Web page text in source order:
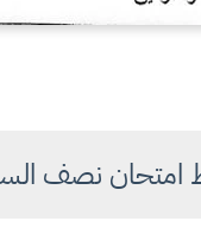
امتحان نصف